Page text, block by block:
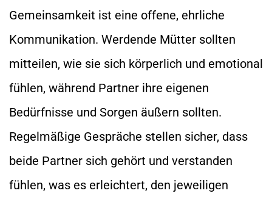
Gemeinsamkeit ist eine offene, ehrliche
Kommunikation. Werdende Mütter sollten
mitteilen, wie sie sich körperlich und emotional
fühlen, während Partner ihre eigenen
Bedürfnisse und Sorgen äußern sollten.
Regelmäßige Gespräche stellen sicher, dass
beide Partner sich gehört und verstanden
fühlen, was es erleichtert, den jeweiligen